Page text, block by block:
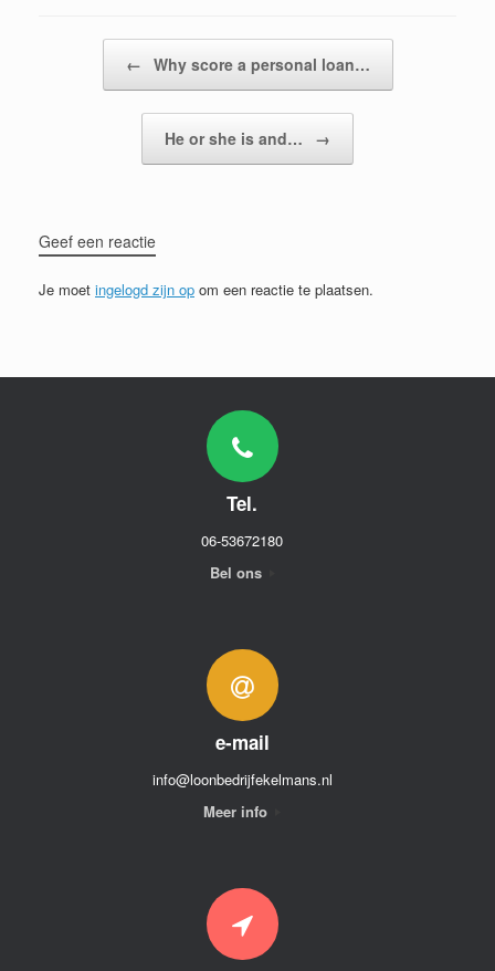
← Why score a personal loan…
He or she is and… →
Geef een reactie
Je moet ingelogd zijn op om een reactie te plaatsen.
Tel.
06-53672180
Bel ons
e-mail
info@loonbedrijfekelmans.nl
Meer info